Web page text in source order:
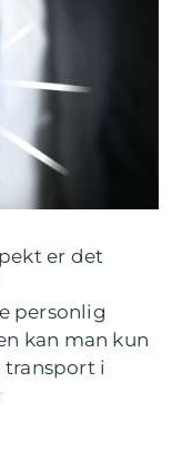
er det
personlig
kan man kun
i